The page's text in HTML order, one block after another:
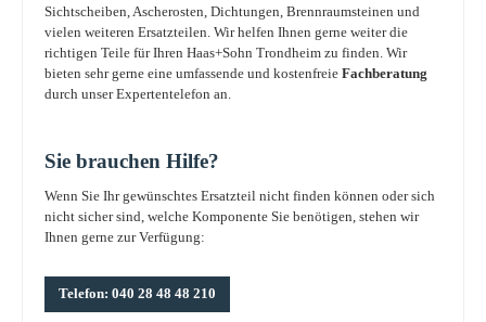
Sichtscheiben, Ascherosten, Dichtungen, Brennraumsteinen und
vielen weiteren Ersatzteilen. Wir helfen Ihnen gerne weiter die
richtigen Teile für Ihren Haas+Sohn Trondheim zu finden. Wir
bieten sehr gerne eine umfassende und kostenfreie Fachberatung
durch unser Expertentelefon an.
Sie brauchen Hilfe?
Wenn Sie Ihr gewünschtes Ersatzteil nicht finden können oder sich
nicht sicher sind, welche Komponente Sie benötigen, stehen wir
Ihnen gerne zur Verfügung:
Telefon: 040 28 48 48 210